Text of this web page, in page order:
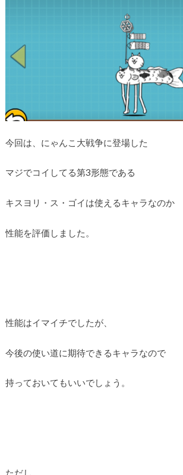
今回は、にゃんこ大戦争に登場した
マジでコイしてる第3形態である
キスヨリ・ス・ゴイは使えるキャラなのか
性能を評価しました。
性能はイマイチでしたが、
今後の使い道に期待できるキャラなので
持っておいてもいいでしょう。
ただし、